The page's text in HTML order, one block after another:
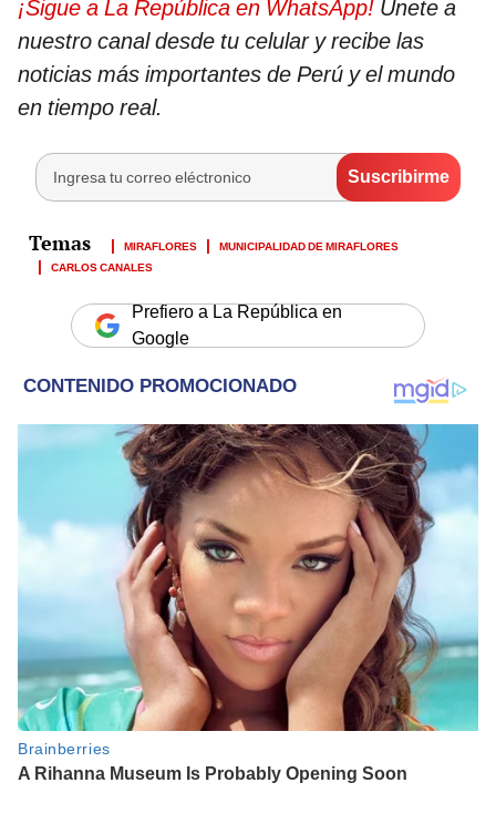
¡Sigue a La República en WhatsApp! Únete a
nuestro canal desde tu celular y recibe las
noticias más importantes de Perú y el mundo
en tiempo real.
MIRAFLORES
MUNICIPALIDAD DE MIRAFLORES
CARLOS CANALES
Prefiero a La República en
Google